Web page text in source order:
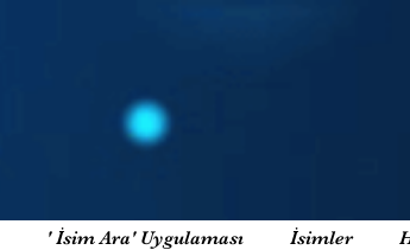
' İsim Ara' Uygulaması İsimler